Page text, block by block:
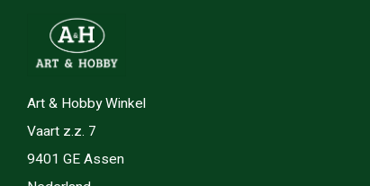
Art & Hobby Winkel
Vaart z.z. 7
9401 GE Assen